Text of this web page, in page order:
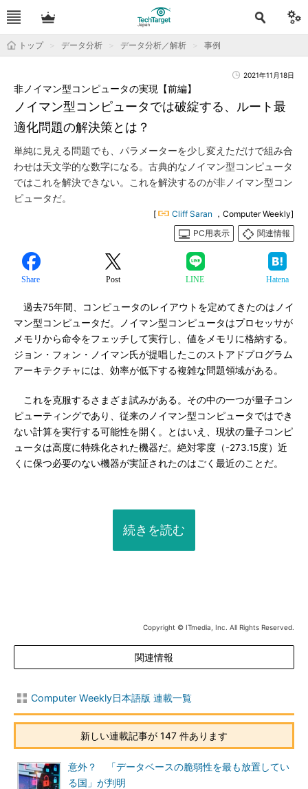
トップ データ分析 データ分析／解析 事例
2021年11月18日
ノイマン型コンピュータでは破綻する、ルート最
適化問題の解決策とは？
非ノイマン型コンピュータの実現【前編】
単純に見える問題でも、パラメーターを少し変えただけで組み合
わせは天文学的な数字になる。古典的なノイマン型コンピュータ
ではこれを解決できない。これを解決するのが非ノイマン型コン
ピュータだ。
[ Cliff Saran ，Computer Weekly]
PC用表示
関連情報
Share Post LINE Hatena
過去75年間、コンピュータのレイアウトを定めてきたのはノイ
マン型コンピュータだ。ノイマン型コンピュータはプロセッサが
メモリから命令をフェッチして実行し、値をメモリに格納する。
ジョン・フォン・ノイマン氏が提唱したこのストアドプログラム
アーキテクチャには、効率が低下する複雑な問題領域がある。
これを克服するさまざま試みがある。その中の一つが量子コン
ピューティングであり、従来のノイマン型コンピュータではでき
ない計算を実行する可能性を開く。とはいえ、現状の量子コンピ
ュータは高度に特殊化された機器だ。絶対零度（-273.15度）近
くに保つ必要のない機器が実証されたのはごく最近のことだ。
続きを読む
Copyright © ITmedia, Inc. All Rights Reserved.
関連情報
Computer Weekly日本語版 連載一覧
新しい連載記事が 147 件あります
意外？ 「データベースの脆弱性を最も放置してい
る国」が判明